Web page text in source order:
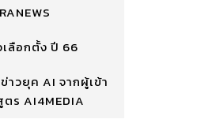
เลือกตั้ง ปี 66
าวยุค AI จากผู้เข้า
ร AI4MEDIA